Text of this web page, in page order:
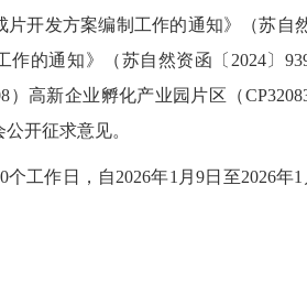
片开发方案编制工作的通知》（苏自
作的通知》（苏自然资函〔2024〕
08）高新企业孵化产业园片区（
开征求意见。
个工作日，自2026年1月9日至2026